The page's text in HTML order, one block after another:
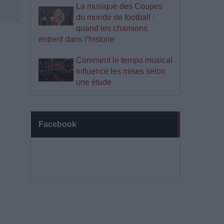
La musique des Coupes
du monde de football :
quand les chansons
entrent dans l’histoire
Comment le tempo musical
influence les mises selon
une étude
Facebook